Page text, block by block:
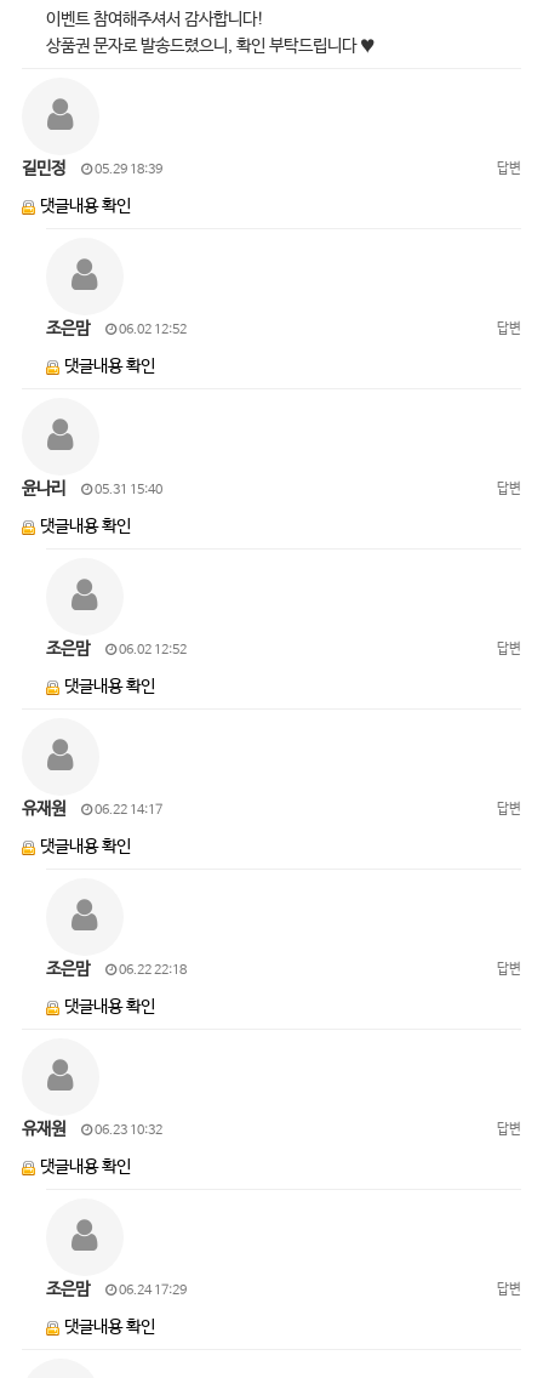
이벤트 참여해주셔서 감사합니다!
상품권 문자로 발송드렸으니, 확인 부탁드립니다 ♥
길민정 05.29 18:39 답변
댓글내용 확인
조은맘 06.02 12:52 답변
댓글내용 확인
윤나리 05.31 15:40 답변
댓글내용 확인
조은맘 06.02 12:52 답변
댓글내용 확인
유재원 06.22 14:17 답변
댓글내용 확인
조은맘 06.22 22:18 답변
댓글내용 확인
유재원 06.23 10:32 답변
댓글내용 확인
조은맘 06.24 17:29 답변
댓글내용 확인